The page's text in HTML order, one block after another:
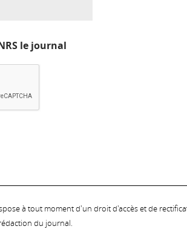
le journal
à tout moment d'un droit d'accès et de
du journal.